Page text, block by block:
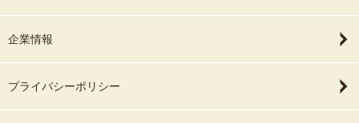
企業情報
プライバシーポリシー